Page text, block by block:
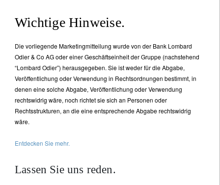
Wichtige Hinweise.
Die vorliegende Marketingmitteilung wurde von der Bank Lombard
Odier & Co AG oder einer Geschäftseinheit der Gruppe (nachstehend
“Lombard Odier”) herausgegeben. Sie ist weder für die Abgabe,
Veröffentlichung oder Verwendung in Rechtsordnungen bestimmt, in
denen eine solche Abgabe, Veröffentlichung oder Verwendung
rechtswidrig wäre, noch richtet sie sich an Personen oder
Rechtsstrukturen, an die eine entsprechende Abgabe rechtswidrig
wäre.
Entdecken Sie mehr.
Lassen Sie uns reden.